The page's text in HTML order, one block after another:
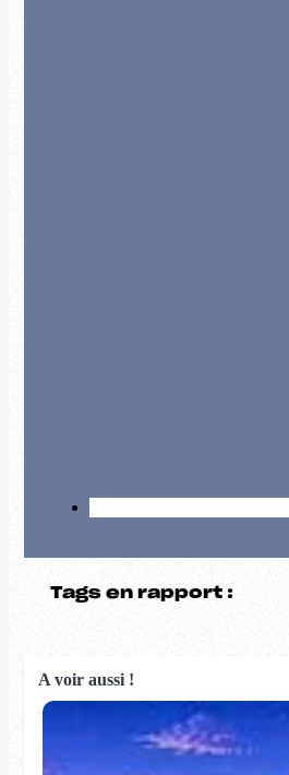
Tags en rapport :
A voir aussi !